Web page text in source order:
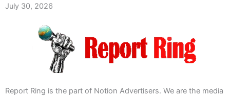
July 30, 2026
Report Ring is the part of Notion Advertisers. We are the media